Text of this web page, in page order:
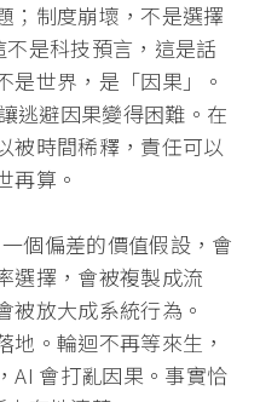
；制度崩壞，不是選擇
是科技預言，這是話
是世界，是「因果」。
逃避因果變得困難。在
被時間稀釋，責任可以
再算。
個偏差的價值假設，會
選擇，會被複製成流
被放大成系統行為。
地。輪迴不再等來生，
AI 會打亂因果。事實恰